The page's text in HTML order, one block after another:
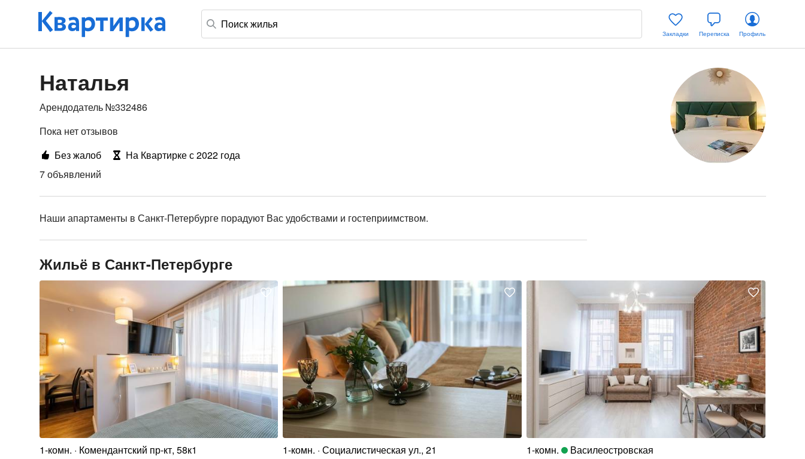
Закладки Переписка Профиль
Наталья
Арендодатель №332486
Пока нет отзывов
Без жалоб
На Квартирке с 2022 года
7 объявлений
Наши апартаменты в Санкт-Петербурге порадуют Вас удобствами и гостеприимством.
Жильё в Санкт-Петербурге
1-комн.
Комендантский пр-кт, 58к1
1-комн. Социалистическая ул., 21
1-комн.
Василеостровская